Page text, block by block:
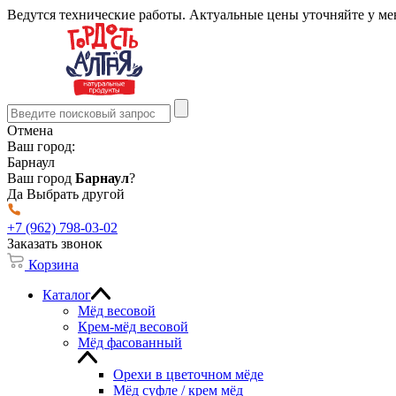
Ведутся технические работы. Актуальные цены уточняйте у
Отмена
Ваш город:
Барнаул
Ваш город Барнаул?
Да Выбрать другой
+7 (962) 798-03-02
Заказать звонок
Корзина
Каталог
Мёд весовой
Крем-мёд весовой
Мёд фасованный
Орехи в цветочном мёде
Мёд суфле / крем мёд